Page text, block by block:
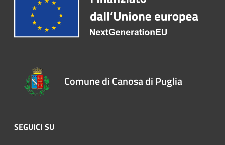
Comune di Canosa di Puglia
SEGUICI SU